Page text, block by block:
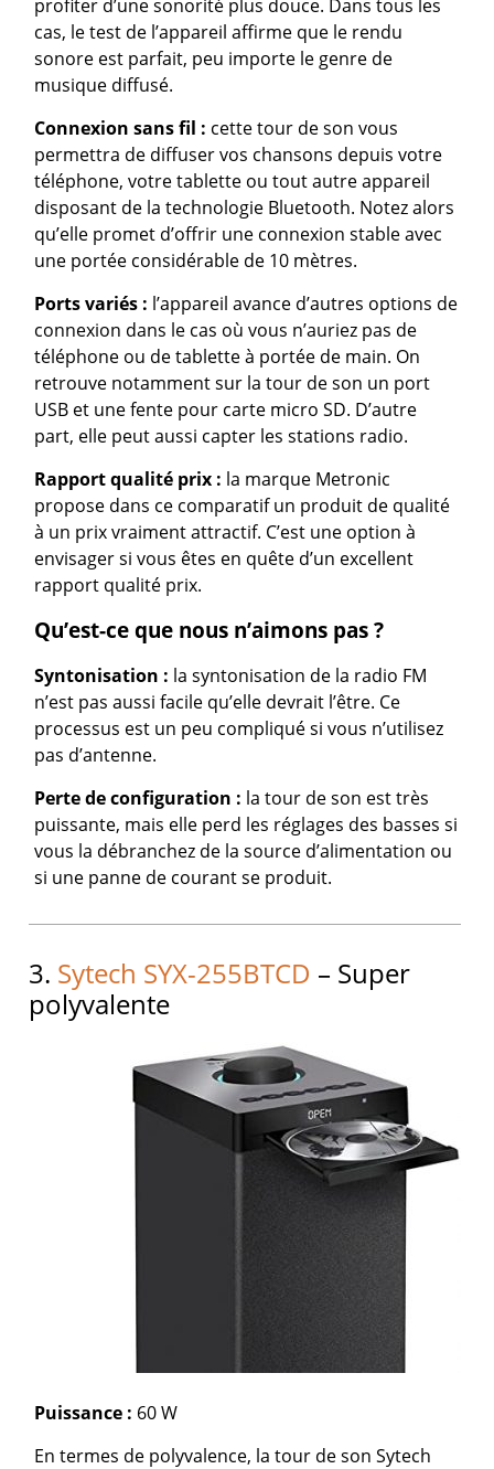
profiter d’une sonorité plus douce. Dans tous les
cas, le test de l’appareil affirme que le rendu
sonore est parfait, peu importe le genre de
musique diffusé.
Connexion sans fil : cette tour de son vous
permettra de diffuser vos chansons depuis votre
téléphone, votre tablette ou tout autre appareil
disposant de la technologie Bluetooth. Notez alors
qu’elle promet d’offrir une connexion stable avec
une portée considérable de 10 mètres.
Ports variés : l’appareil avance d’autres options de
connexion dans le cas où vous n’auriez pas de
téléphone ou de tablette à portée de main. On
retrouve notamment sur la tour de son un port
USB et une fente pour carte micro SD. D’autre
part, elle peut aussi capter les stations radio.
Rapport qualité prix : la marque Metronic
propose dans ce comparatif un produit de qualité
à un prix vraiment attractif. C’est une option à
envisager si vous êtes en quête d’un excellent
rapport qualité prix.
Qu’est-ce que nous n’aimons pas ?
Syntonisation : la syntonisation de la radio FM
n’est pas aussi facile qu’elle devrait l’être. Ce
processus est un peu compliqué si vous n’utilisez
pas d’antenne.
Perte de configuration : la tour de son est très
puissante, mais elle perd les réglages des basses si
vous la débranchez de la source d’alimentation ou
si une panne de courant se produit.
3. Sytech SYX-255BTCD – Super
polyvalente
Puissance : 60 W
En termes de polyvalence, la tour de son Sytech